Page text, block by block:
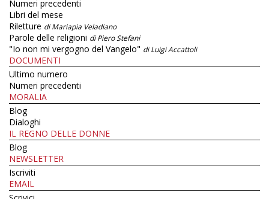
Numeri precedenti
Libri del mese
Riletture di Mariapia Veladiano
Parole delle religioni di Piero Stefani
"Io non mi vergogno del Vangelo" di Luigi Accattoli
DOCUMENTI
Ultimo numero
Numeri precedenti
MORALIA
Blog
Dialoghi
IL REGNO DELLE DONNE
Blog
NEWSLETTER
Iscriviti
EMAIL